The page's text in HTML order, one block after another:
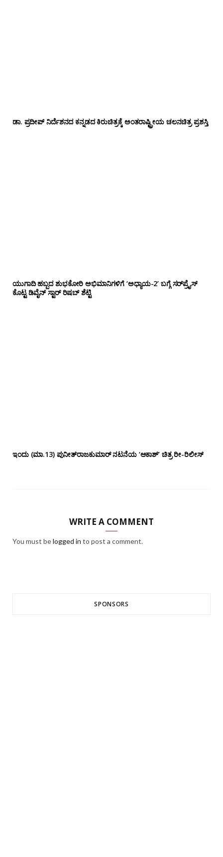
ಡಾ‌. ಪ್ರದೀಪ್‌ ನಿರ್ದೆಶನದ ಕನ್ನಡದ ಕಿರುಚಿತ್ರಕ್ಕೆ ಅಂತರಾಷ್ಟ್ರೀಯ ಚಲನಚಿತ್ರ ಪ್ರಶಸ್ತಿ
ಯುಗಾದಿ ಹಬ್ಬದ ಶುಭಕೋರಿ ಅಭಿಮಾನಿಗಳಿಗೆ ‘ಅಧ್ಯಾಯ-2’ ಬಗ್ಗೆ ಸರ್‌ಪ್ರೈಸ್
ಕೊಟ್ಟ ಡಿವೈನ್ ಸ್ಟಾರ್ ರಿಷಬ್ ಶೆಟ್ಟಿ
ಇಂದು (ಮಾ.13) ಪುನೀತ್‌ರಾಜಕುಮಾರ್ ನಟನೆಯ ‘ಆಕಾಶ್’ ಚಿತ್ರ ರೀ-ರಿಲೀಸ್
WRITE A COMMENT
You must belogged in to post a comment.
SPONSORS